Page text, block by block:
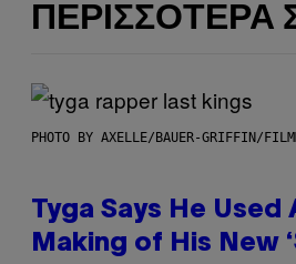
ΠΕΡΙΣΣΌΤΕΡΑ
PHOTO BY AXELLE/BAUER-GRIFFIN/
Tyga Says He Used
Making of His New